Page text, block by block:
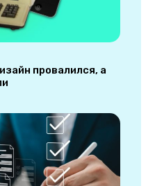
провалился, а